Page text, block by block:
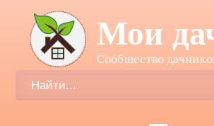
Мои
Сообщество